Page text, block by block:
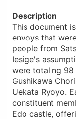
Description
This document
envoys that
people from
Iesige's
were totaling 98
Gushikawa
Uekata Ryoyo.
constituent
Edo castle,